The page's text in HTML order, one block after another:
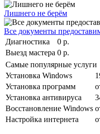
Лишнего не берём
Все документы
Диагностика
0 р.
Выезд мастера 0 р.
Самые популярные услуги
Установка Windows
Установка программ
Установка антивируса
Восстановление Windows
Настройка интернета